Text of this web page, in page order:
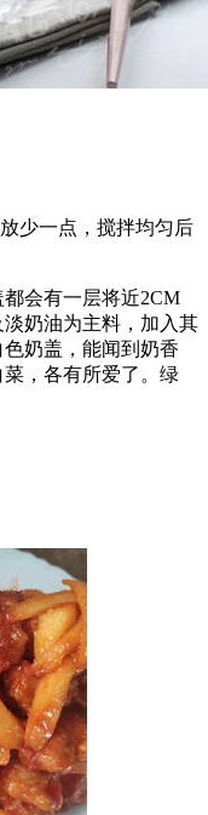
少一点，搅拌均匀后
会有一层将近2CM
奶油为主料，加入其
奶盖，能闻到奶香
，各有所爱了。绿